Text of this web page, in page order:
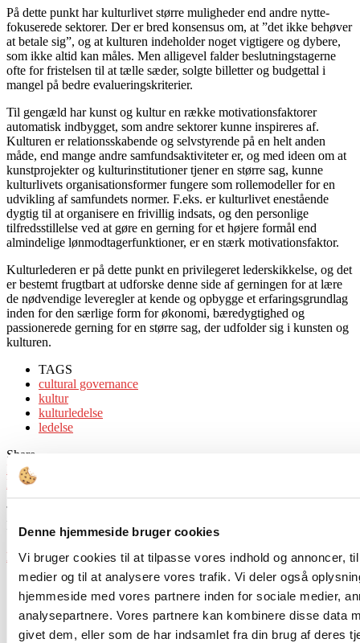
Denne hjemmeside bruger cookies
Vi bruger cookies til at tilpasse vores indhold og annoncer,
medier og til at analysere vores trafik. Vi deler også
hjemmeside med vores partnere inden for sociale medier,
analysepartnere. Vores partnere kan kombinere disse data
givet dem, eller som de har indsamlet fra din brug af deres
På dette punkt har kulturlivet større muligheder end andre nytte‐
fokuserede sektorer. Der er bred konsensus om, at ”det ikke behøver
at betale sig”, og at kulturen indeholder noget vigtigere og dybere,
som ikke altid kan måles. Men alligevel falder beslutningstagerne
ofte for fristelsen til at tælle sæder, solgte billetter og budgettal i
mangel på bedre evalueringskriterier.
Til gengæld har kunst og kultur en række motivationsfaktorer
automatisk indbygget, som andre sektorer kunne inspireres af.
Kulturen er relationsskabende og selvstyrende på en helt anden
måde, end mange andre samfundsaktiviteter er, og med ideen om at
kunstprojekter og kulturinstitutioner tjener en større sag, kunne
kulturlivets organisationsformer fungere som rollemodeller for en
udvikling af samfundets normer. F.eks. er kulturlivet enestående
dygtig til at organisere en frivillig indsats, og den personlige
tilfredsstillelse ved at gøre en gerning for et højere formål end
almindelige lønmodtagerfunktioner, er en stærk motivationsfaktor.
Kulturlederen er på dette punkt en privilegeret lederskikkelse, og det
er bestemt frugtbart at udforske denne side af gerningen for at lære
de nødvendige leveregler at kende og opbygge et erfaringsgrundlag
inden for den særlige form for økonomi, bæredygtighed og
passionerede gerning for en større sag, der udfolder sig i kunsten og
kulturen.
TAGS
cultural governance
kultur
kulturledelse
ledelse
Share
Print
Linkedin
Tidligere artikel
Næste artikel
Kulturbestyrelser – forén jer!
RELATEREDE ARTIKLERMERE FRA FORFATTEREN